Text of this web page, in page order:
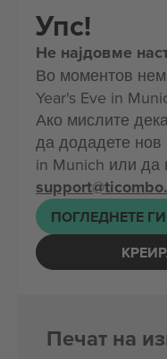
Упс!
Не најдовме
Во моментов
Year's Eve in
Ако мислите
да додадете нов
in Munich или да
ПОГЛЕДНЕТЕ
Печат на